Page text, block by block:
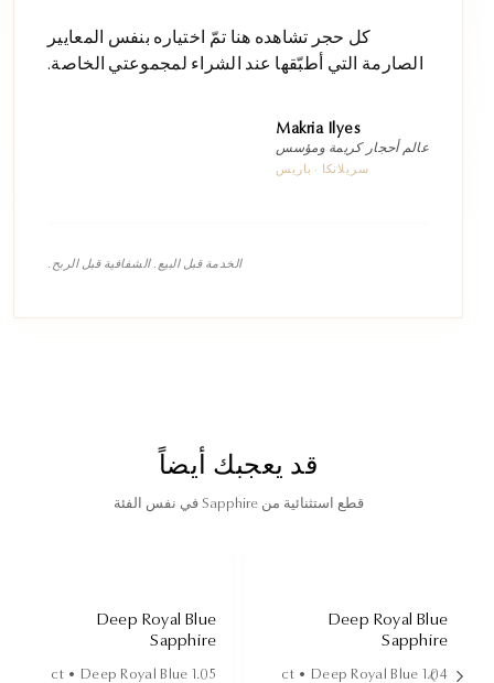
كل حجر تشاهده هنا تمّ اختياره بنفس المعايير
الصارمة التي أطبّقها عند الشراء لمجموعتي الخاصة.
Makria Ilyes
عالم أحجار كريمة ومؤسس
سريلانكا · باريس
الخدمة قبل البيع. الشفافية قبل الربح.
قد يعجبك أيضاً
قطع استثنائية من Sapphire في نفس الفئة
Deep Royal Blue
Sapphire
1.04
ct •
Deep Royal Blue
Deep Royal Blue
Sapphire
1.05
ct •
Deep Royal Blue